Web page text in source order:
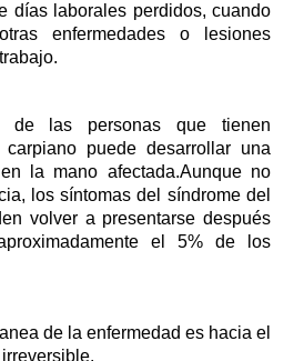
días laborales perdidos, cuando
enfermedades o lesiones
de las personas que tienen
puede desarrollar una
la mano afectada.Aunque no
los síntomas del síndrome del
volver a presentarse después
el 5% de los
de la enfermedad es hacia el